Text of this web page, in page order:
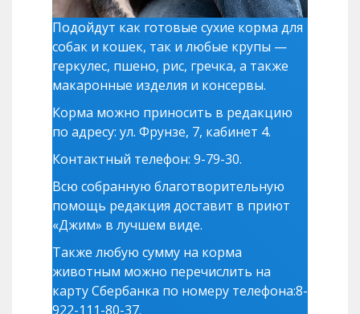
Подойдут как готовые сухие корма для
собак и кошек, так и любые крупы —
геркулес, пшено, рис, гречка, а также
макаронные изделия и консервы.
Корма можно приносить в редакцию
по адресу: ул. Фрунзе, 7, кабинет 4.
Контактный телефон: 9-79-30.
Всю собранную благотворительную
помощь редакция доставит в приют
«Джим» в лучшем виде.
Также любую сумму на корма
животным можно перечислить на
карту Сбербанка по номеру телефона:8-
922-111-80-37.